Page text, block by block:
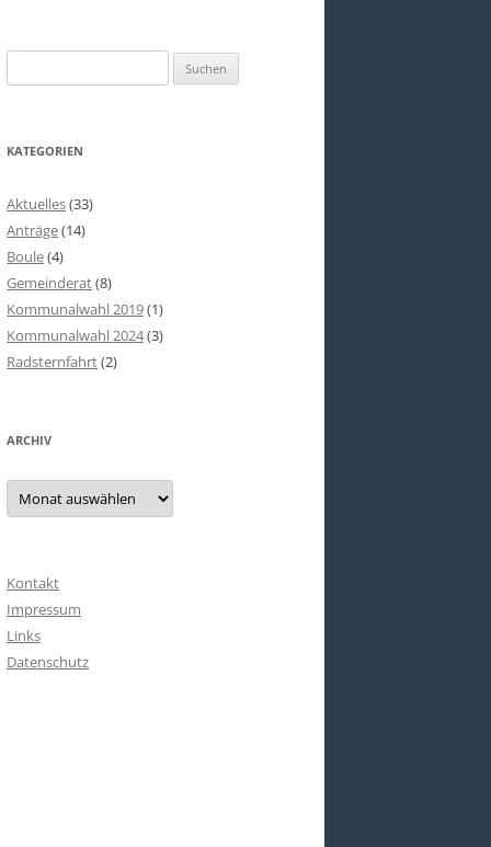
nach:
KATEGORIEN
Aktuelles(33)
Anträge(14)
Boule(4)
Gemeinderat(8)
Kommunalwahl 2019(1)
Kommunalwahl 2024(3)
Radsternfahrt(2)
ARCHIV
Archiv
Kontakt
Impressum
Links
Datenschutz